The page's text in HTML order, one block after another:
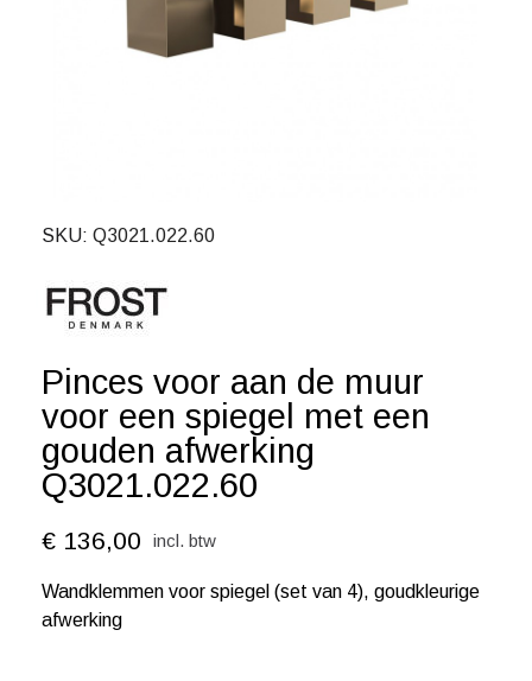
SKU Q3021.022.60
Pinces voor aan de muur
voor een spiegel met een
gouden afwerking
Q3021.022.60
€ 136,00 incl. btw
Wandklemmen voor spiegel (set van 4), goudkleurige
afwerking